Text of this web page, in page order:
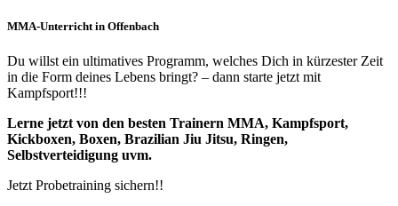
MMA-Unterricht in Offenbach
Du willst ein ultimatives Programm, welches Dich in kürzester Zeit
in die Form deines Lebens bringt? – dann starte jetzt mit
Kampfsport!!!
Lerne jetzt von den besten Trainern MMA, Kampfsport,
Kickboxen, Boxen, Brazilian Jiu Jitsu, Ringen,
Selbstverteidigung uvm.
Jetzt Probetraining sichern!!